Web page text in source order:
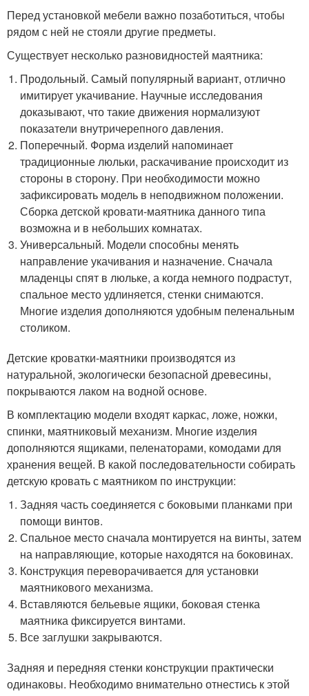
Перед установкой мебели важно позаботиться, чтобы
рядом с ней не стояли другие предметы.
Существует несколько разновидностей маятника:
Продольный. Самый популярный вариант, отлично
имитирует укачивание. Научные исследования
доказывают, что такие движения нормализуют
показатели внутричерепного давления.
Поперечный. Форма изделий напоминает
традиционные люльки, раскачивание происходит из
стороны в сторону. При необходимости можно
зафиксировать модель в неподвижном положении.
Сборка детской кровати-маятника данного типа
возможна и в небольших комнатах.
Универсальный. Модели способны менять
направление укачивания и назначение. Сначала
младенцы спят в люльке, а когда немного подрастут,
спальное место удлиняется, стенки снимаются.
Многие изделия дополняются удобным пеленальным
столиком.
Детские кроватки-маятники производятся из
натуральной, экологически безопасной древесины,
покрываются лаком на водной основе.
В комплектацию модели входят каркас, ложе, ножки,
спинки, маятниковый механизм. Многие изделия
дополняются ящиками, пеленаторами, комодами для
хранения вещей. В какой последовательности собирать
детскую кровать с маятником по инструкции:
Задняя часть соединяется с боковыми планками при
помощи винтов.
Спальное место сначала монтируется на винты, затем
на направляющие, которые находятся на боковинах.
Конструкция переворачивается для установки
маятникового механизма.
Вставляются бельевые ящики, боковая стенка
маятника фиксируется винтами.
Все заглушки закрываются.
Задняя и передняя стенки конструкции практически
одинаковы. Необходимо внимательно отнестись к этой